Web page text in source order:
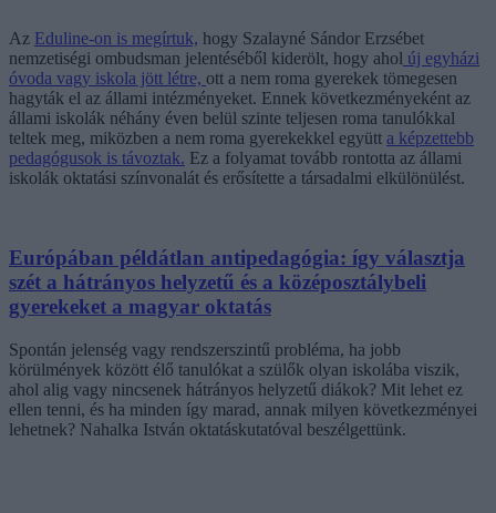
Az Eduline-on is megírtuk, hogy Szalayné Sándor Erzsébet
nemzetiségi ombudsman jelentéséből kiderölt, hogy ahol új egyházi
óvoda vagy iskola jött létre, ott a nem roma gyerekek tömegesen
hagyták el az állami intézményeket. Ennek következményeként az
állami iskolák néhány éven belül szinte teljesen roma tanulókkal
teltek meg, miközben a nem roma gyerekekkel együtt a képzettebb
pedagógusok is távoztak. Ez a folyamat tovább rontotta az állami
iskolák oktatási színvonalát és erősítette a társadalmi elkülönülést.
Európában példátlan antipedagógia: így választja
szét a hátrányos helyzetű és a középosztálybeli
gyerekeket a magyar oktatás
Spontán jelenség vagy rendszerszintű probléma, ha jobb
körülmények között élő tanulókat a szülők olyan iskolába viszik,
ahol alig vagy nincsenek hátrányos helyzetű diákok? Mit lehet ez
ellen tenni, és ha minden így marad, annak milyen következményei
lehetnek? Nahalka István oktatáskutatóval beszélgettünk.